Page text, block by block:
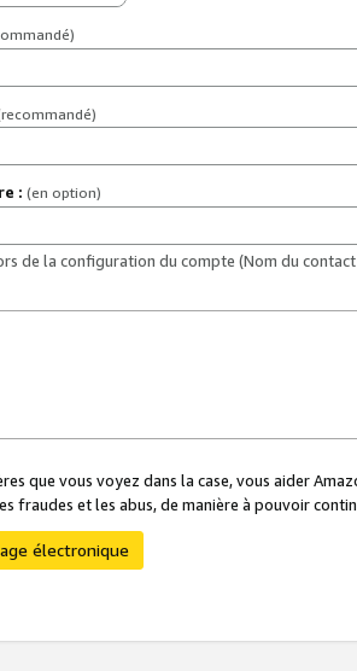
: (en option)
de la configuration du compte (Nom du
que vous voyez dans la case, vous aider
fraudes et les abus, de manière à pouvoir
électronique